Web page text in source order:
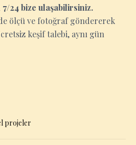
7/24 bize ulaşabilirsiniz.
ölçü ve fotoğraf göndererek
keşif talebi, aynı gün
projeler